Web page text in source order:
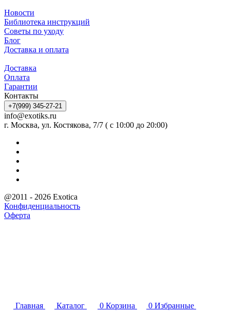
Новости
Библиотека инструкций
Советы по уходу
Блог
Доставка и оплата
Доставка
Оплата
Гарантии
Контакты
+7(999) 345-27-21
info@exotiks.ru
г. Москва, ул. Костякова, 7/7 ( с 10:00 до 20:00)
@2011 - 2026 Exotica
Конфиденциальность
Оферта
Главная Каталог 0 Корзина 0 Избранные